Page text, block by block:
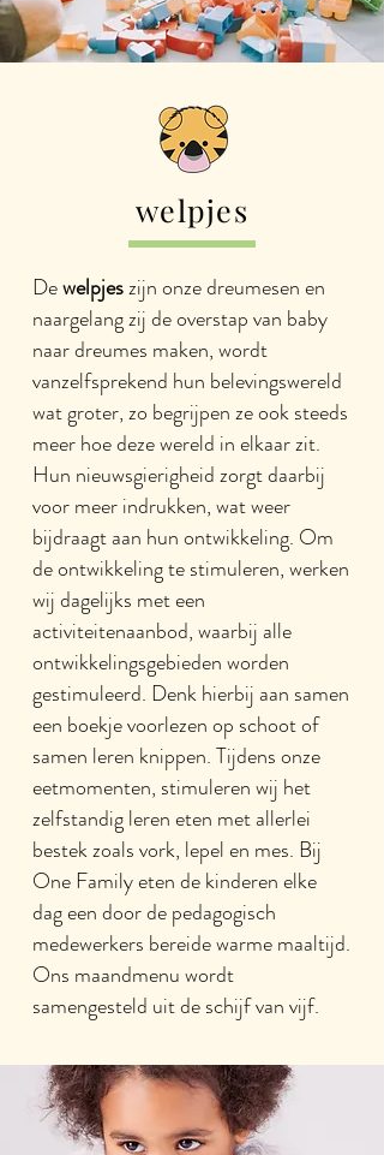
welpjes
Dewelpjeszijn onze dreumesen en
naargelang zij de overstap van baby
naar dreumes maken, wordt
vanzelfsprekend hun belevingswereld
wat groter, zo begrijpen ze ook steeds
meer hoe deze wereld in elkaar zit.
Hun nieuwsgierigheid zorgt daarbij
voor meer indrukken, wat weer
bijdraagt aan hun ontwikkeling. Om
de ontwikkeling te stimuleren, werken
wij dagelijks met een
activiteitenaanbod, waarbij alle
ontwikkelingsgebieden worden
gestimuleerd. Denk hierbij aan samen
een boekje voorlezen op schoot of
samen leren knippen. Tijdens onze
eetmomenten, stimuleren wij het
zelfstandig leren eten met allerlei
bestek zoals vork, lepel en mes. Bij
One Family eten de kinderen elke
dag een door de pedagogisch
medewerkers bereide warme maaltijd.
Ons maandmenu wordt
samengesteld uit de schijf van vijf.